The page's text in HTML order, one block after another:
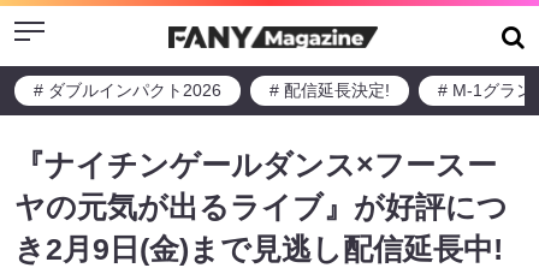
Menu
# ダブルインパクト2026 # 配信延長決定! # M-1グラン
『ナイチンゲールダンス×フースー
ヤの元気が出るライブ』が好評につ
き2月9日(金)まで見逃し配信延長中!